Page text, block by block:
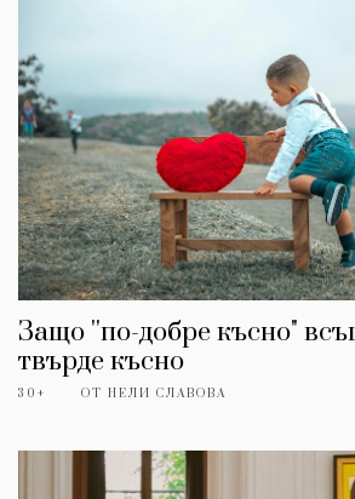
Защо ''по-добре късно"
твърде късно
30+ ОТ НЕЛИ СЛАВОВА